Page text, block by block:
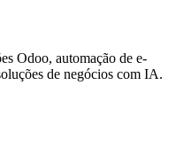
Odoo, automação de e-
de negócios com IA.